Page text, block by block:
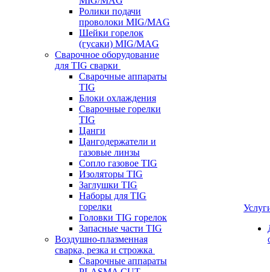
Ролики подачи
проволоки MIG/MAG
Шейки горелок
(гусаки) MIG/MAG
Сварочное оборудование
для TIG сварки
Сварочные аппараты
TIG
Блоки охлаждения
Сварочные горелки
TIG
Цанги
Цангодержатели и
газовые линзы
Сопло газовое TIG
Изоляторы TIG
Заглушки TIG
Наборы для TIG
горелки
Головки TIG горелок
Запасные части TIG
Воздушно-плазменная
сварка, резка и строжка
Сварочные аппараты